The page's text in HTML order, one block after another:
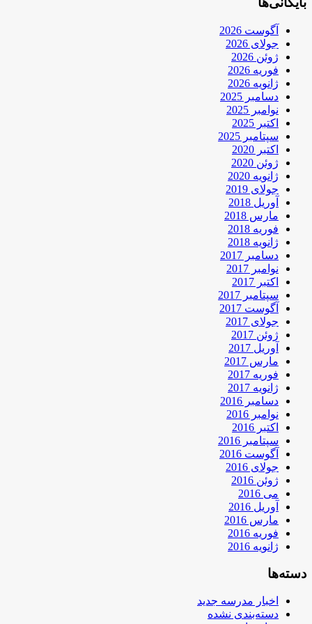
آگوست 2026
جولای 2026
ژوئن 2026
فوریه 2026
ژانویه 2026
دسامبر 2025
نوامبر 2025
اکتبر 2025
سپتامبر 2025
اکتبر 2020
ژوئن 2020
ژانویه 2020
جولای 2019
آوریل 2018
مارس 2018
فوریه 2018
ژانویه 2018
دسامبر 2017
نوامبر 2017
اکتبر 2017
سپتامبر 2017
آگوست 2017
جولای 2017
ژوئن 2017
آوریل 2017
مارس 2017
فوریه 2017
ژانویه 2017
دسامبر 2016
نوامبر 2016
اکتبر 2016
سپتامبر 2016
آگوست 2016
جولای 2016
ژوئن 2016
می 2016
آوریل 2016
مارس 2016
فوریه 2016
ژانویه 2016
دسته‌ها
اخبار مدرسه جدید
دسته‌بندی نشده